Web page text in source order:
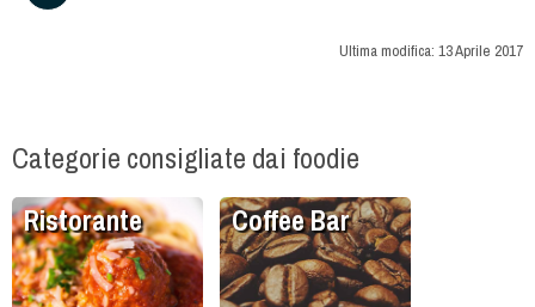
Ultima modifica: 13 Aprile 2017
Categorie consigliate dai foodie
Ristorante Coffee Bar